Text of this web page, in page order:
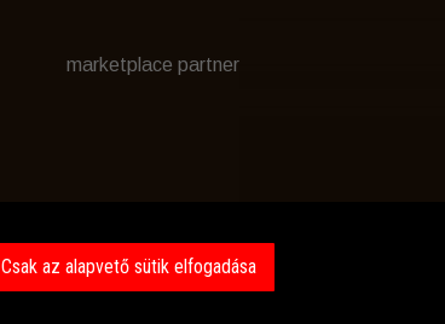
marketplace partner
Csak az alapvető sütik elfogadása